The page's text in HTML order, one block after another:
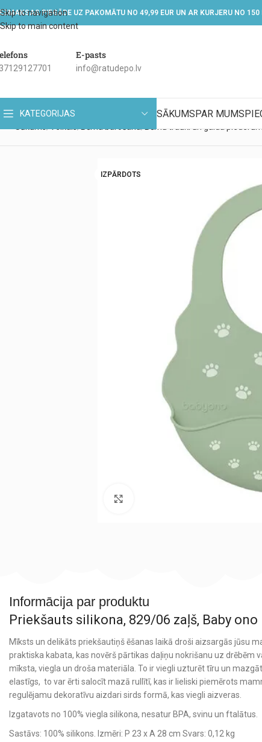
Skip to navigation
Skip to main content
PIEGĀDE UZ PAKOMĀTU NO 49,99 EUR UN AR KURJERU NO 150
E-pasts
info@ratudepo.lv
KATEGORIJAS SĀKUMSPAR MUMS
IZPĀRDOTS
Informācija par produktu
Priekšauts silikona, 829/06 zaļš, Baby ono
Mīksts un delikāts priekšautiņš ēšanas laikā droši aizsargās jūsu
praktiska kabata, kas novērš pārtikas daļiņu nokrišanu uz drēbēm
mīksta, viegla un droša materiāla. To ir viegli uzturēt tīru un
elastīgs, to var ērti salocīt mazā rullītī, kas ir lieliski piemērots
regulējamu dekoratīvu aizdari sirds formā, kas viegli aizveras.
Izgatavots no 100% viegla silikona, nesatur BPA, svinu un ftalātus.
Sastāvs: 100% silikons. Izmēri: P 23 x A 28 cm Svars: 0,12 kg